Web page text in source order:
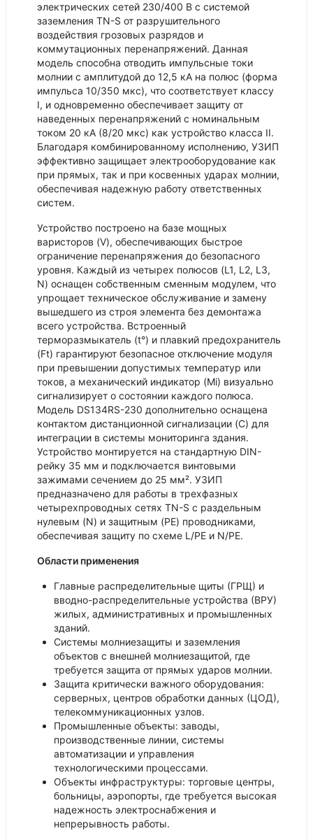
электрических сетей 230/400 В с системой
заземления TN-S от разрушительного
воздействия грозовых разрядов и
коммутационных перенапряжений. Данная
модель способна отводить импульсные токи
молнии с амплитудой до 12,5 кА на полюс (форма
импульса 10/350 мкс), что соответствует классу
I, и одновременно обеспечивает защиту от
наведенных перенапряжений с номинальным
током 20 кА (8/20 мкс) как устройство класса II.
Благодаря комбинированному исполнению, УЗИП
эффективно защищает электрооборудование как
при прямых, так и при косвенных ударах молнии,
обеспечивая надежную работу ответственных
систем.
Устройство построено на базе мощных
варисторов (V), обеспечивающих быстрое
ограничение перенапряжения до безопасного
уровня. Каждый из четырех полюсов (L1, L2, L3,
N) оснащен собственным сменным модулем, что
упрощает техническое обслуживание и замену
вышедшего из строя элемента без демонтажа
всего устройства. Встроенный
терморазмыкатель (t°) и плавкий предохранитель
(Ft) гарантируют безопасное отключение модуля
при превышении допустимых температур или
токов, а механический индикатор (Mi) визуально
сигнализирует о состоянии каждого полюса.
Модель DS134RS-230 дополнительно оснащена
контактом дистанционной сигнализации (C) для
интеграции в системы мониторинга здания.
Устройство монтируется на стандартную DIN-
рейку 35 мм и подключается винтовыми
зажимами сечением до 25 мм². УЗИП
предназначено для работы в трехфазных
четырехпроводных сетях TN-S с раздельным
нулевым (N) и защитным (PE) проводниками,
обеспечивая защиту по схеме L/PE и N/PE.
Области применения
Главные распределительные щиты (ГРЩ) и
вводно-распределительные устройства (ВРУ)
жилых, административных и промышленных
зданий.
Системы молниезащиты и заземления
объектов с внешней молниезащитой, где
требуется защита от прямых ударов молнии.
Защита критически важного оборудования:
серверных, центров обработки данных (ЦОД),
телекоммуникационных узлов.
Промышленные объекты: заводы,
производственные линии, системы
автоматизации и управления
технологическими процессами.
Объекты инфраструктуры: торговые центры,
больницы, аэропорты, где требуется высокая
надежность электроснабжения и
непрерывность работы.